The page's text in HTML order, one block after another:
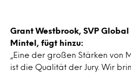
Grant Westbrook, SVP
Mintel, fügt hinzu:
„Eine der großen Stärken von
ist die Qualität der Jury. Wir